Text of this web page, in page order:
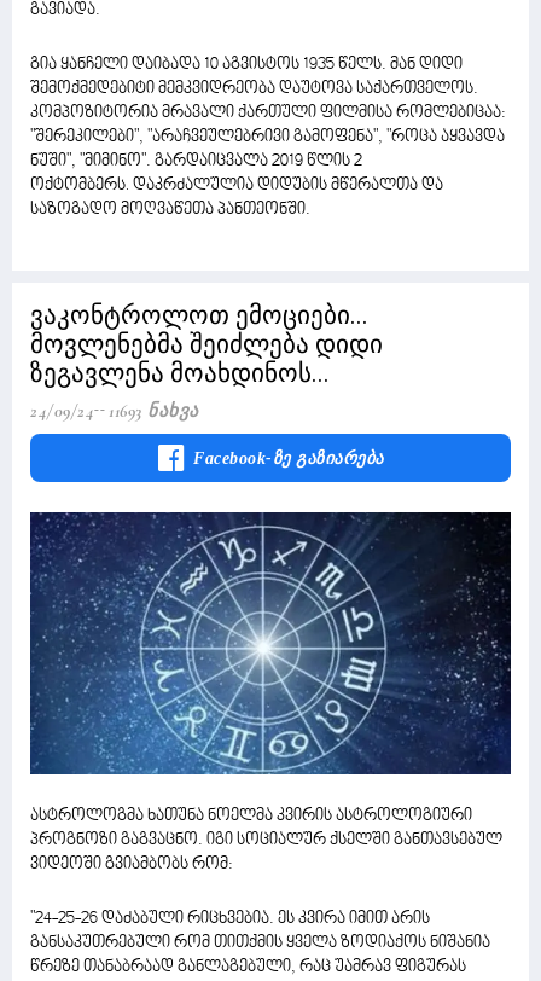
გავიადა.
გია ყანჩელი დაიბადა 10 აგვისტოს 1935 წელს. მან დიდი
შემოქმედებიტი მემკვიდრეობა დაუტოვა საქართველოს.
კომპოზიტორია მრავალი ქართული ფილმისა რომლებიცაა:
"შერეკილები", "არაჩვეულებრივი გამოფენა", "როცა აყვავდა
ნუში", "მიმინო". გარდაიცვალა 2019 წლის 2
ოქტომბერს. დაკრძალულია დიდუბის მწერალთა და
საზოგადო მოღვაწეთა პანთეონში.
ვაკონტროლოთ ემოციები...
მოვლენებმა შეიძლება დიდი
ზეგავლენა მოახდინოს...
24/09/24 11693 Ნახვა
Facebook-Ზე Გაზიარება
ასტროლოგმა ხათუნა ნოელმა კვირის ასტროლოგიური
პროგნოზი გაგვაცნო. იგი სოციალურ ქსელში განთავსებულ
ვიდეოში გვიამბობს რომ:
"24-25-26 დაძაბული რიცხვებია. ეს კვირა იმით არის
განსაკუთრებული რომ თითქმის ყველა ზოდიაქოს ნიშანია
წრეზე თანაბრაად განლაგებული, რაც უამრავ ფიგურას